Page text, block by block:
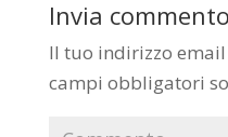
Invia commento
Il tuo indirizzo
campi obbligatori